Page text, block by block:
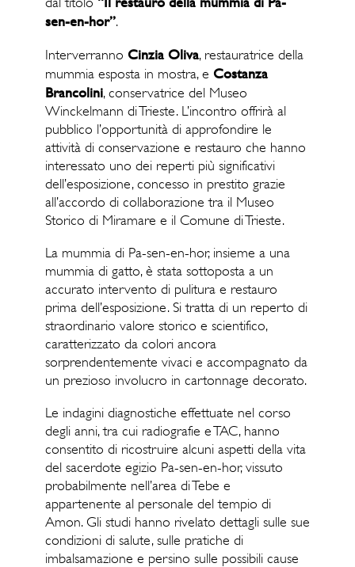
sen-en-hor”.
Interverranno Cinzia Oliva, restauratrice della
mummia esposta in mostra, e Costanza
Brancolini, conservatrice del Museo
Winckelmann di Trieste. L’incontro offrirà al
pubblico l’opportunità di approfondire le
attività di conservazione e restauro che hanno
interessato uno dei reperti più significativi
dell’esposizione, concesso in prestito grazie
all’accordo di collaborazione tra il Museo
Storico di Miramare e il Comune di Trieste.
La mummia di Pa-sen-en-hor, insieme a una
mummia di gatto, è stata sottoposta a un
accurato intervento di pulitura e restauro
prima dell’esposizione. Si tratta di un reperto di
straordinario valore storico e scientifico,
caratterizzato da colori ancora
sorprendentemente vivaci e accompagnato da
un prezioso involucro in cartonnage decorato.
Le indagini diagnostiche effettuate nel corso
degli anni, tra cui radiografie e TAC, hanno
consentito di ricostruire alcuni aspetti della vita
del sacerdote egizio Pa-sen-en-hor, vissuto
probabilmente nell’area di Tebe e
appartenente al personale del tempio di
Amon. Gli studi hanno rivelato dettagli sulle sue
condizioni di salute, sulle pratiche di
imbalsamazione e persino sulle possibili cause